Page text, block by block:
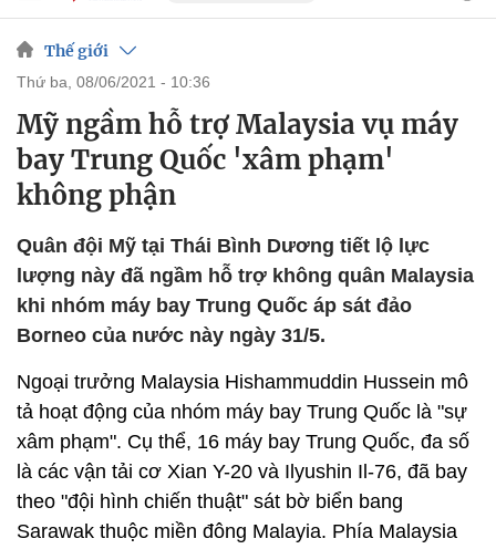
Thế giới
thứ ba, 08/06/2021 - 10:36
Mỹ ngầm hỗ trợ Malaysia vụ máy
bay Trung Quốc 'xâm phạm'
không phận
Quân đội Mỹ tại Thái Bình Dương tiết lộ lực
lượng này đã ngầm hỗ trợ không quân Malaysia
khi nhóm máy bay Trung Quốc áp sát đảo
Borneo của nước này ngày 31/5.
Ngoại trưởng Malaysia Hishammuddin Hussein mô
tả hoạt động của nhóm máy bay Trung Quốc là "sự
xâm phạm". Cụ thể, 16 máy bay Trung Quốc, đa số
là các vận tải cơ Xian Y-20 và Ilyushin Il-76, đã bay
theo "đội hình chiến thuật" sát bờ biển bang
Sarawak thuộc miền đông Malayia. Phía Malaysia